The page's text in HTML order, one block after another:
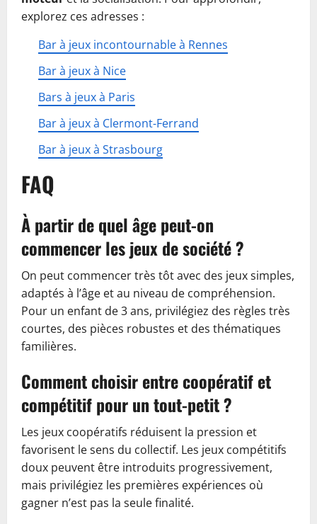
explorez ces adresses :
Bar à jeux incontournable à Rennes
Bar à jeux à Nice
Bars à jeux à Paris
Bar à jeux à Clermont‑Ferrand
Bar à jeux à Strasbourg
FAQ
À partir de quel âge peut-on
commencer les jeux de société ?
On peut commencer très tôt avec des jeux simples,
adaptés à l’âge et au niveau de compréhension.
Pour un enfant de 3 ans, privilégiez des règles très
courtes, des pièces robustes et des thématiques
familières.
Comment choisir entre coopératif et
compétitif pour un tout-petit ?
Les jeux coopératifs réduisent la pression et
favorisent le sens du collectif. Les jeux compétitifs
doux peuvent être introduits progressivement,
mais privilégiez les premières expériences où
gagner n’est pas la seule finalité.